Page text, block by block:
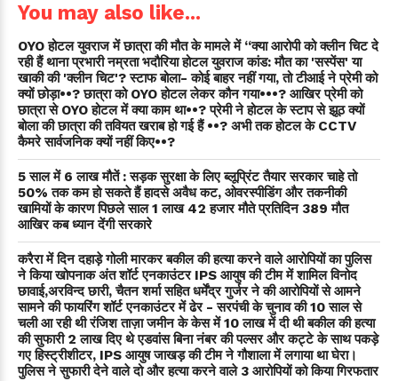
You may also like...
OYO होटल युवराज में छात्रा की मौत के मामले में “क्या आरोपी को क्लीन चिट दे
रही हैं थाना प्रभारी नम्रता भदौरिया होटल युवराज कांड: मौत का 'सस्पेंस' या
खाकी की 'क्लीन चिट'? स्टाफ बोला- कोई बाहर नहीं गया, तो टीआई ने प्रेमी को
क्यों छोड़ा••? छात्रा को OYO होटल लेकर कौन गया•••? आखिर प्रेमी को
छात्रा से OYO होटल में क्या काम था••? प्रेमी ने होटल के स्टाप से झूठ क्यों
बोला की छात्रा की तवियत खराब हो गई हैं ••? अभी तक होटल के CCTV
कैमरे सार्वजनिक क्यों नहीं किए••?
5 साल में 6 लाख मौतें : सड़क सुरक्षा के लिए ब्लूप्रिंट तैयार सरकार चाहे तो
50% तक कम हो सकते हैं हादसे अवैध कट, ओवरस्पीडिंग और तकनीकी
खामियों के कारण पिछले साल 1 लाख 42 हजार मौते प्रतिदिन 389 मौत
आखिर कब ध्यान देंगी सरकारे
करैरा में दिन दहाड़े गोली मारकर बकील की हत्या करने वाले आरोपियों का पुलिस
ने किया खोपनाक अंत शॉर्ट एनकाउंटर IPS आयुष की टीम में शामिल विनोद
छावाई,अरविन्द छारी, चैतन शर्मा सहित धर्मेंद्र गुर्जर ने की आरोपियों से आमने
सामने की फायरिंग शॉर्ट एनकाउंटर में ढेर - सरपंची के चुनाव की 10 साल से
चली आ रही थी रंजिश ताज़ा जमीन के केस में 10 लाख में दी थी बकील की हत्या
की सुफारी 2 लाख दिए थे एडवांस बिना नंबर की पल्सर और कट्टे के साथ पकड़े
गए हिस्ट्रीशीटर, IPS आयुष जाखड़ की टीम ने गौशाला में लगाया था घेरा।
पुलिस ने सुफारी देने वाले दो और हत्या करने वाले 3 आरोपियों को किया गिरफतार